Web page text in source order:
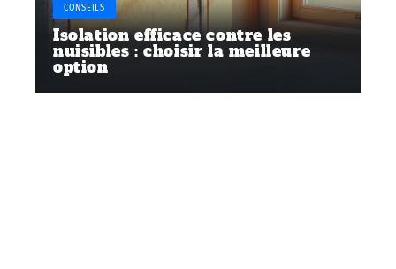
CONSEILS
Isolation efficace contre les
nuisibles : choisir la meilleure
option